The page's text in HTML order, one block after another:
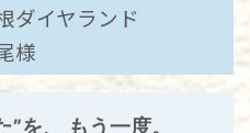
ダイヤランド
様
を、 もう一度。